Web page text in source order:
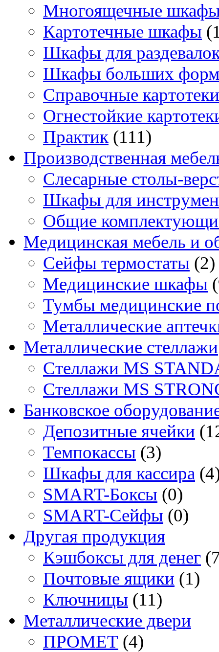
Многоящечные
Картотечные шкафы
Шкафы для
Шкафы больших
Справочные картотеки
Огнестойкие
Практик (111)
Производственная
Слесарные столы-
Шкафы для
Общие
Медицинская мебель и
Сейфы термостаты (2)
Медицинские шкафы
Тумбы медицинские
Металлические
Металлические стеллажи
Стеллажи MS
Стеллажи MS
Банковское
Депозитные ячейки
Темпокассы (3)
Шкафы для кассира
SMART-Боксы (0)
SMART-Сейфы (0)
Другая продукция
Кэшбоксы для денег
Почтовые ящики (1)
Ключницы (11)
Металлические двери
ПРОМЕТ (4)